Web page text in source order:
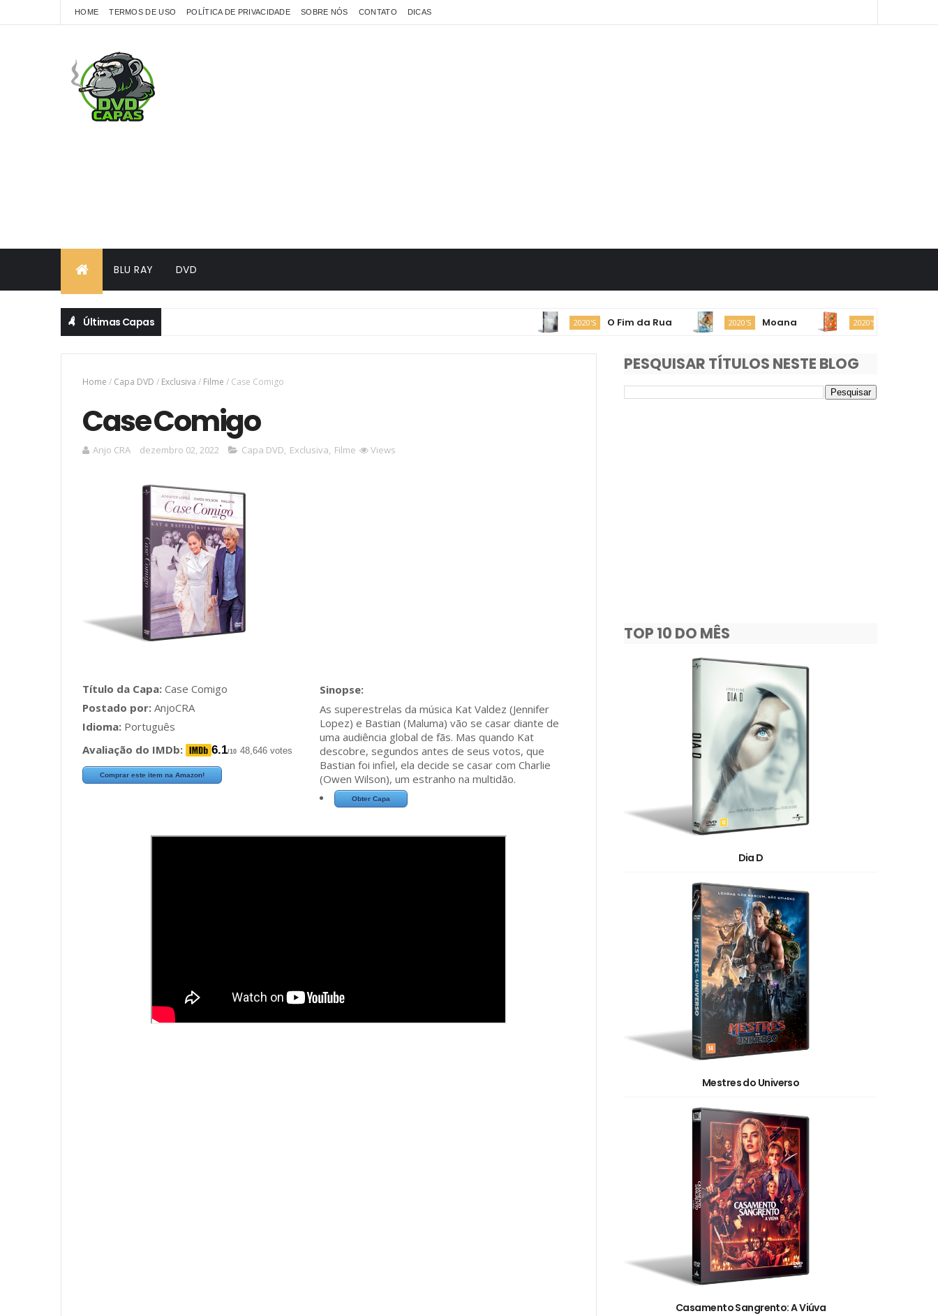
HOME TERMOS DE USO POLÍTICA DE PRIVACIDADE SOBRE NÓS CONTATO DICAS
BLU RAY DVD
Últimas Capas 2020'S O Fim da Rua 2020'S Moana 2020'S Minions &
Home / Capa DVD / Exclusiva / Filme / Case Comigo
Case Comigo
Anjo CRA dezembro 02, 2022 Capa DVD, Exclusiva, Filme Views
Título da Capa: Case Comigo
Postado por: AnjoCRA
Idioma: Português
Avaliação do IMDb:
6.1/10 48,646 votes
Comprar este item na Amazon!
As superestrelas da música Kat Valdez (Jennifer
Lopez) e Bastian (Maluma) vão se casar diante de
uma audiência global de fãs. Mas quando Kat
descobre, segundos antes de seus votos, que
Bastian foi infiel, ela decide se casar com Charlie
(Owen Wilson), um estranho na multidão.
Obter Capa
PESQUISAR TÍTULOS NESTE BLOG
TOP 10 DO MÊS
Dia D
Mestres do Universo
Casamento Sangrento: A Viúva